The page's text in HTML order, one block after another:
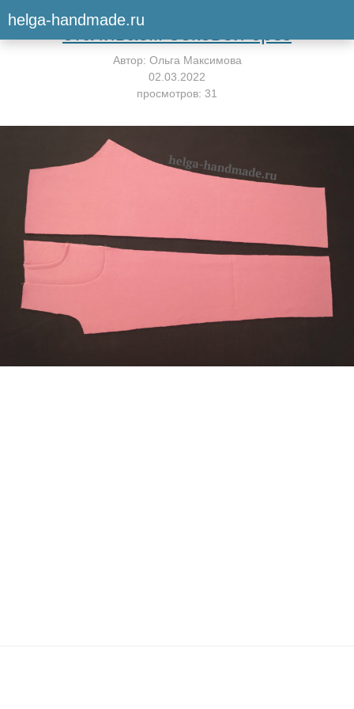
helga-handmade.ruВернуться к мастер-классу
стачиваем боковой срез
Автор: Ольга Максимова
02.03.2022
просмотров: 31